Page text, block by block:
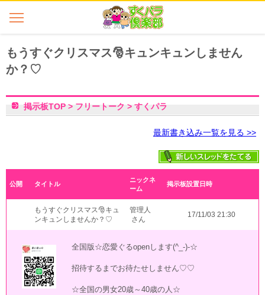
もうすぐクリスマス🎅キュンキュンしません
か？♡
最新書き込み一覧を見る >>
掲示板TOP > フリートーク > すくパラ
公開 タイトル
ニックネ
ーム
掲示板設置日時
もうすぐクリスマス🎅キュ
ンキュンしませんか？♡
管理人
さん
17/11/03 21:30
全国版☆恋愛ぐるopenします(^_-)-☆
招待するまでお待たせしません♡♡
☆全国の男女20歳～40歳の人☆